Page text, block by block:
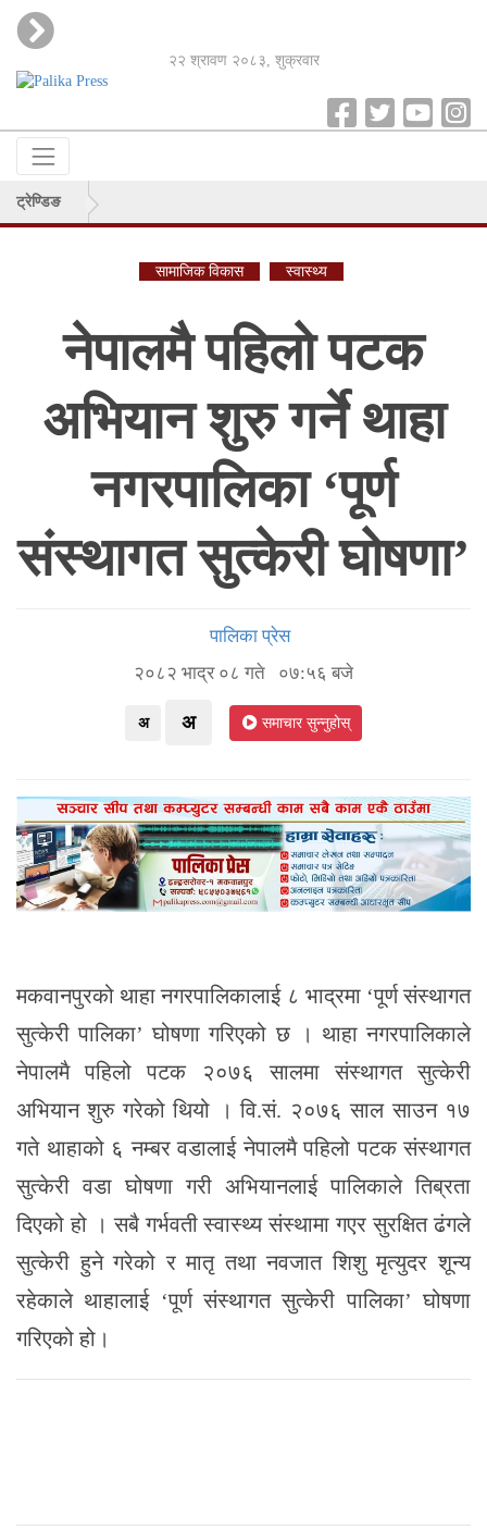
२२ श्रावण २०८३, शुक्रवार
ट्रेण्डिङ
सामाजिक विकास स्वास्थ्य
नेपालमै पहिलो पटक
अभियान शुरु गर्ने थाहा
नगरपालिका ‘पूर्ण
संस्थागत सुत्केरी घोषणा’
पालिका प्रेस
२०८२ भाद्र ०८ गते ०७:५६ बजे
अ अ समाचार सुन्नुहोस्
मकवानपुरको थाहा नगरपालिकालाई ८ भाद्रमा ‘पूर्ण संस्थागत
सुत्केरी पालिका’ घोषणा गरिएको छ । थाहा नगरपालिकाले
नेपालमै पहिलो पटक २०७६ सालमा संस्थागत सुत्केरी
अभियान शुरु गरेको थियो । वि.सं. २०७६ साल साउन १७
गते थाहाको ६ नम्बर वडालाई नेपालमै पहिलो पटक संस्थागत
सुत्केरी वडा घोषणा गरी अभियानलाई पालिकाले तिब्रता
दिएको हो । सबै गर्भवती स्वास्थ्य संस्थामा गएर सुरक्षित ढंगले
सुत्केरी हुने गरेको र मातृ तथा नवजात शिशु मृत्युदर शून्य
रहेकाले थाहालाई ‘पूर्ण संस्थागत सुत्केरी पालिका’ घोषणा
गरिएको हो।